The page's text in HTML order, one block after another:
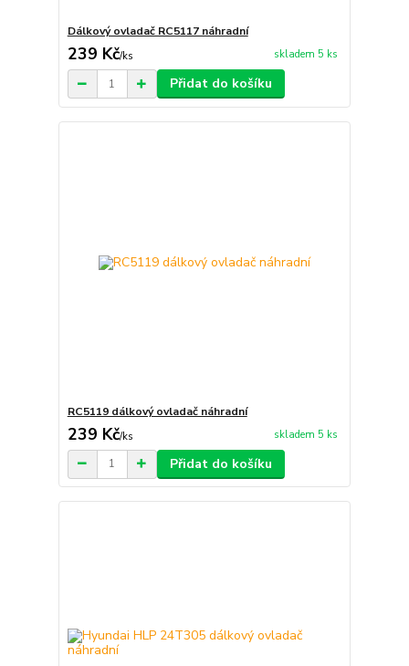
Dálkový ovladač RC5117 náhradní
239 Kč/ks skladem 5 ks
Přidat do košíku
RC5119 dálkový ovladač náhradní
239 Kč/ks skladem 5 ks
Přidat do košíku